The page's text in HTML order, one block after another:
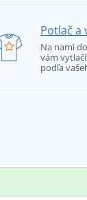
Potlač a
Na nami
vám
podľa